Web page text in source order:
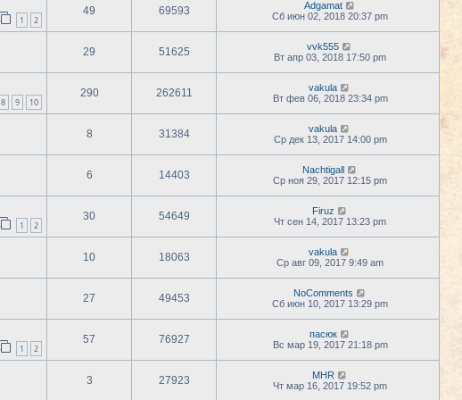
1 2
49 69593
Adgamat
Сб июн 02, 2018 20:37 pm
29 51625
vvk555
Вт апр 03, 2018 17:50 pm
8 9 10
290 262611
vakula
Вт фев 06, 2018 23:34 pm
8 31384
vakula
Ср дек 13, 2017 14:00 pm
6 14403
Nachtigall
Ср ноя 29, 2017 12:15 pm
1 2
30 54649
Firuz
Чт сен 14, 2017 13:23 pm
10 18063
vakula
Ср авг 09, 2017 9:49 am
27 49453
NoComments
Сб июн 10, 2017 13:29 pm
1 2
57 76927
пасюк
Вс мар 19, 2017 21:18 pm
3 27923
MHR
Чт мар 16, 2017 19:52 pm